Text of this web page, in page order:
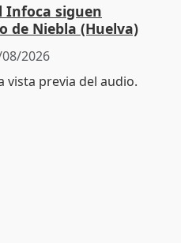
Infoca siguen
de Niebla (Huelva)
2026